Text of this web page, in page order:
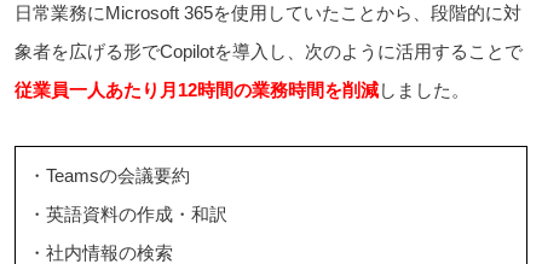
日常業務にMicrosoft 365を使用していたことから、段階的に対
象者を広げる形でCopilotを導入し、次のように活用することで
従業員一人あたり月12時間の業務時間を削減しました。
・Teamsの会議要約
・英語資料の作成・和訳
・社内情報の検索